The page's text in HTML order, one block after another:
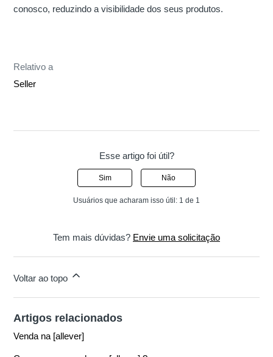
conosco, reduzindo a visibilidade dos seus produtos.
Relativo a
Seller
Esse artigo foi útil?
Sim Não
Usuários que acharam isso útil: 1 de 1
Tem mais dúvidas? Envie uma solicitação
Voltar ao topo
Artigos relacionados
Venda na [allever]